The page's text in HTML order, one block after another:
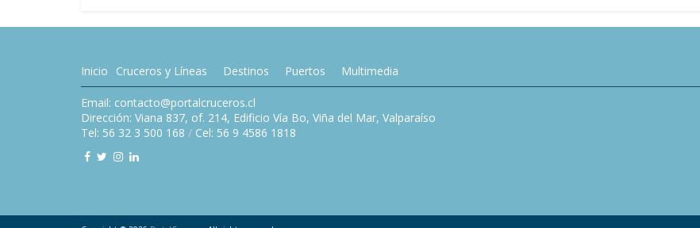
Inicio Cruceros y Líneas Destinos Puertos Multimedia
Email: contacto@portalcruceros.cl
Dirección: Viana 837, of. 214, Edificio Vía Bo, Viña del Mar, Valparaíso
Tel: 56 32 3 500 168 / Cel: 56 9 4586 1818